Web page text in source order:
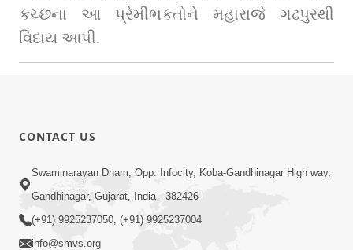
કચ્છના આ પ્રેમીભકતોને મહારાજે ગઢપુરથી
વિદાય આપી.
CONTACT US
Swaminarayan Dham, Opp. Infocity, Koba-Gandhinagar High way,
Gandhinagar, Gujarat, India - 382426
(+91) 9925237050, (+91) 9925237004
info@smvs.org